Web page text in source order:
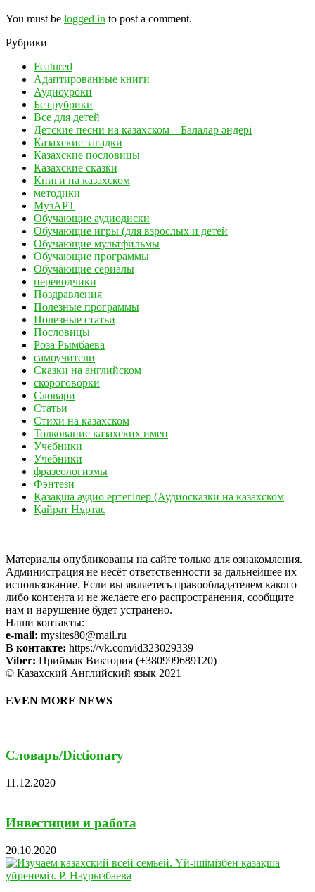
You must be logged in to post a comment.
Рубрики
Featured
Адаптированные книги
Аудиоуроки
Без рубрики
Все для детей
Детские песни на казахском – Балалар әндері
Казахские загадки
Казахские пословицы
Казахские сказки
Книги на казахском
методики
МузАРТ
Обучающие аудиодиски
Обучающие игры (для взрослых и детей
Обучающие мультфильмы
Обучающие программы
Обучающие сериалы
переводчики
Поздравления
Полезные программы
Полезные статьи
Пословицы
Роза Рымбаева
самоучители
Сказки на английском
скороговорки
Словари
Статьи
Стихи на казахском
Толкование казахских имен
Учебники
Учебники
фразеологизмы
Фэнтези
Қазақша аудио ертегілер (Аудиосказки на казахском
Қайрат Нұртас
Материалы опубликованы на сайте только для ознакомления.
Администрация не несёт ответственности за дальнейшее их
использование. Если вы являетесь правообладателем какого
либо контента и не желаете его распространения, сообщите
нам и нарушение будет устранено.
Наши контакты:
e-mail: mysites80@mail.ru
В контакте: https://vk.com/id323029339
Viber: Приймак Виктория (+380999689120)
© Казахский Английский язык 2021
EVEN MORE NEWS
Cловарь/Dictionary
11.12.2020
Инвестиции и работа
20.10.2020